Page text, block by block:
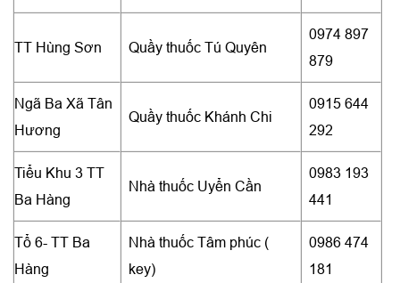
TT Hùng Sơn Quầy thuốc Tú Quyên
0974 897
879
Ngã Ba Xã Tân
Hương
Quầy thuốc Khánh Chi
0915 644
292
Tiểu Khu 3 TT
Ba Hàng
Nhà thuốc Uyển Cần
0983 193
441
Tổ 6- TT Ba
Hàng
Nhà thuốc Tâm phúc (
key)
0986 474
181